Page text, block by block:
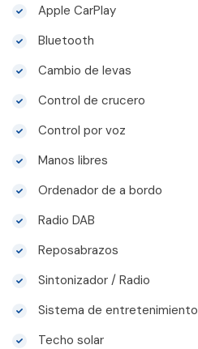
Apple CarPlay
Bluetooth
Cambio de levas
Control de crucero
Control por voz
Manos libres
Ordenador de a bordo
Radio DAB
Reposabrazos
Sintonizador / Radio
Sistema de entretenimiento
Techo solar